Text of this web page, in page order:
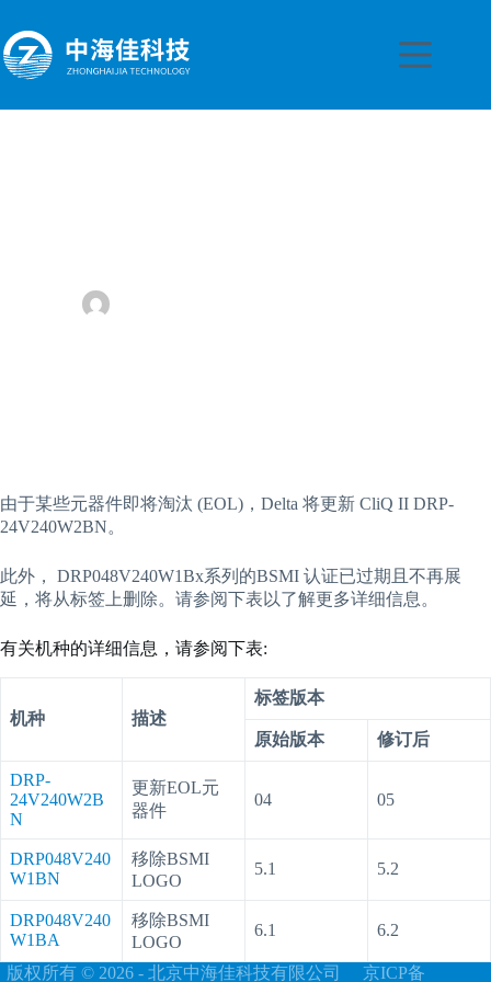
至
内
容
由于某些元器件即将淘汰 (EOL)，Delta 将更新 CliQ II DRP-
24V240W2BN。
此外， DRP048V240W1Bx系列的BSMI 认证已过期且不再展
延，将从标签上删除。请参阅下表以了解更多详细信息。
有关机种的详细信息，请参阅下表:
机种 描述
标签版本
原始版本 修订后
DRP-
24V240W2B
N
更新EOL元
器件
04 05
DRP048V240
W1BN
移除BSMI
LOGO
5.1 5.2
DRP048V240
W1BA
移除BSMI
LOGO
6.1 6.2
版权所有 © 2026 - 北京中海佳科技有限公司 京ICP备